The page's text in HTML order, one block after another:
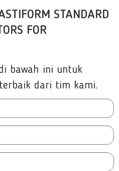
STANDARD
FOR
bawah ini untuk
dari tim kami.